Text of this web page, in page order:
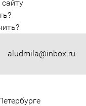
aludmila@inbox.ru